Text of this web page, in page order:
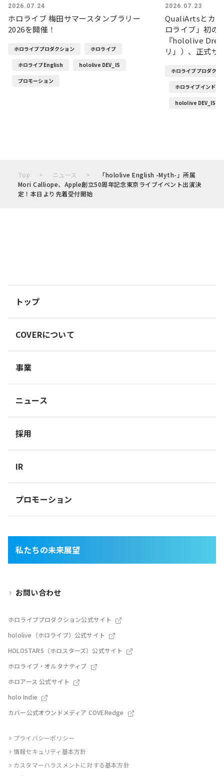
2026.07.24
ホロライブ 梅田サマースタンプラリー
2026を開催！
ホロライブプロダクション ホロライブ
ホロライブEnglish hololive DEV_IS
プロモーション
2026.07.23
QualiArtsとカ
ロライブ」初の
『hololive
リ」）、正式サ
ホロライブプロダクシ
ホロライブインドネ
hololive DEV_IS
Top ニュース
「hololive English -Myth-」所属
Mori Calliope、Apple創立50周年記念東京ライブイベント出演決
定！本日より先着受付開始
トップ
COVERについて
事業
ニュース
採用
IR
プロモーション
私たちの未来展望
お問い合わせ
ホロライブプロダクション公式サイト
hololive（ホロライブ）公式サイト
HOLOSTARS（ホロスターズ）公式サイト
ホロライブ・オルタナティブ
ホロアース 公式サイト
holo Indie
カバー公式オウンドメディア COVERedge
プライバシーポリシー
情報セキュリティ基本方針
カスタマーハラスメントに対する基本方針